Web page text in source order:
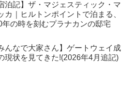
泊記】ザ・マジェスティック・マ
カ｜ヒルトンポイントで泊まる、
年の時を刻むプラナカンの邸宅
んなで大家さん】ゲートウェイ成
現状を見てきた!(2026年4月追記)